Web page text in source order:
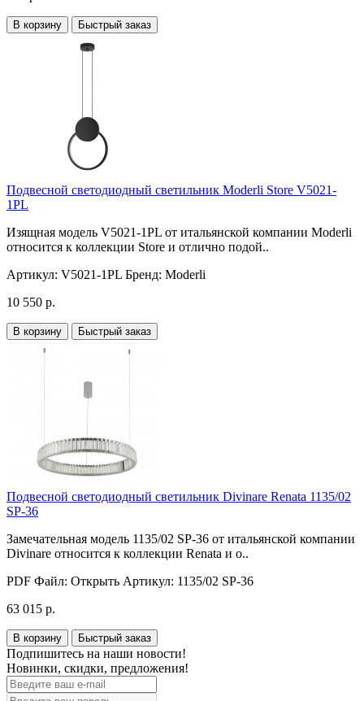
В корзину Быстрый заказ
Подвесной светодиодный светильник Moderli Store V5021-
1PL
Изящная модель V5021-1PL от итальянской компании Moderli
относится к коллекции Store и отлично подой..
Артикул: V5021-1PL Бренд: Moderli
10 550 р.
В корзину Быстрый заказ
Подвесной светодиодный светильник Divinare Renata 1135/02
SP-36
Замечательная модель 1135/02 SP-36 от итальянской компании
Divinare относится к коллекции Renata и о..
PDF Файл: Открыть Артикул: 1135/02 SP-36
63 015 р.
В корзину Быстрый заказ
Подпишитесь на наши новости!
Новинки, скидки, предложения!